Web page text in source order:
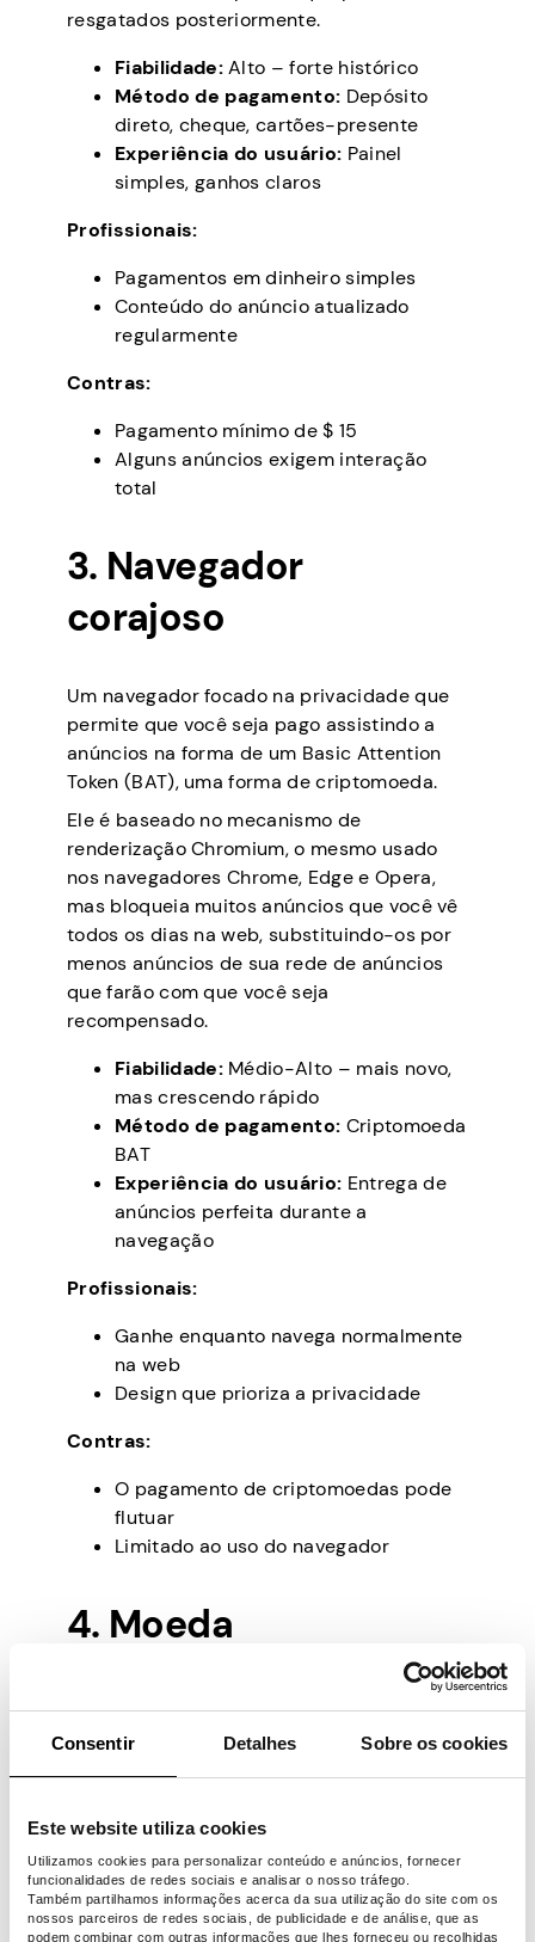
Consentir Detalhes Sobre os cookies
Este website utiliza cookies
Utilizamos cookies para personalizar conteúdo e anúncios, fornecer
funcionalidades de redes sociais e analisar o nosso tráfego.
Também partilhamos informações acerca da sua utilização do site com os
nossos parceiros de redes sociais, de publicidade e de análise, que as
podem combinar com outras informações que lhes forneceu ou recolhidas
resgatados posteriormente.
Fiabilidade:Alto – forte histórico
Método de pagamento: Depósito
direto, cheque, cartões-presente
Experiência do usuário: Painel
simples, ganhos claros
Profissionais:
Pagamentos em dinheiro simples
Conteúdo do anúncio atualizado
regularmente
Contras:
Pagamento mínimo de $ 15
Alguns anúncios exigem interação
total
3. Navegador
corajoso
Um navegador focado na privacidade que
permite que você seja pago assistindo a
anúncios na forma de um Basic Attention
Token (BAT), uma forma de criptomoeda.
Ele é baseado no mecanismo de
renderização Chromium, o mesmo usado
nos navegadores Chrome, Edge e Opera,
mas bloqueia muitos anúncios que você vê
todos os dias na web, substituindo-os por
menos anúncios de sua rede de anúncios
que farão com que você seja
recompensado.
Fiabilidade:Médio-Alto – mais novo,
mas crescendo rápido
Método de pagamento: Criptomoeda
BAT
Experiência do usuário: Entrega de
anúncios perfeita durante a
navegação
Profissionais:
Ganhe enquanto navega normalmente
na web
Design que prioriza a privacidade
Contras:
O pagamento de criptomoedas pode
flutuar
Limitado ao uso do navegador
4. Moeda
criptográfica onde os usuários podem
jogando.
Você pode compartilhar sua opinião sobre
produtos e empresas populares para ser
recompensado com criptomoeda, então